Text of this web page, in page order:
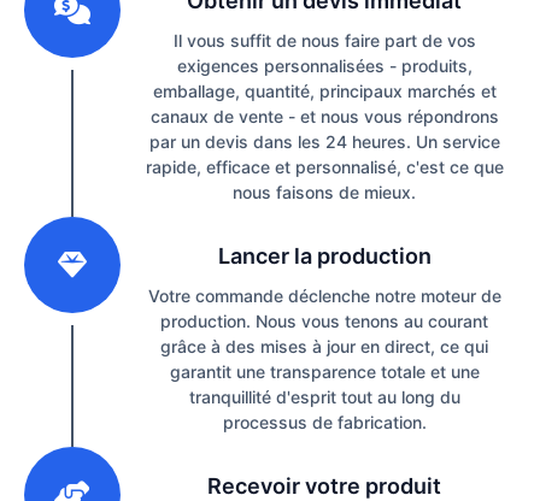
Il vous suffit de nous faire part de vos
exigences personnalisées - produits,
emballage, quantité, principaux marchés et
canaux de vente - et nous vous répondrons
par un devis dans les 24 heures. Un service
rapide, efficace et personnalisé, c'est ce que
nous faisons de mieux.
Lancer la production
Votre commande déclenche notre moteur de
production. Nous vous tenons au courant
grâce à des mises à jour en direct, ce qui
garantit une transparence totale et une
tranquillité d'esprit tout au long du
processus de fabrication.
Recevoir votre produit